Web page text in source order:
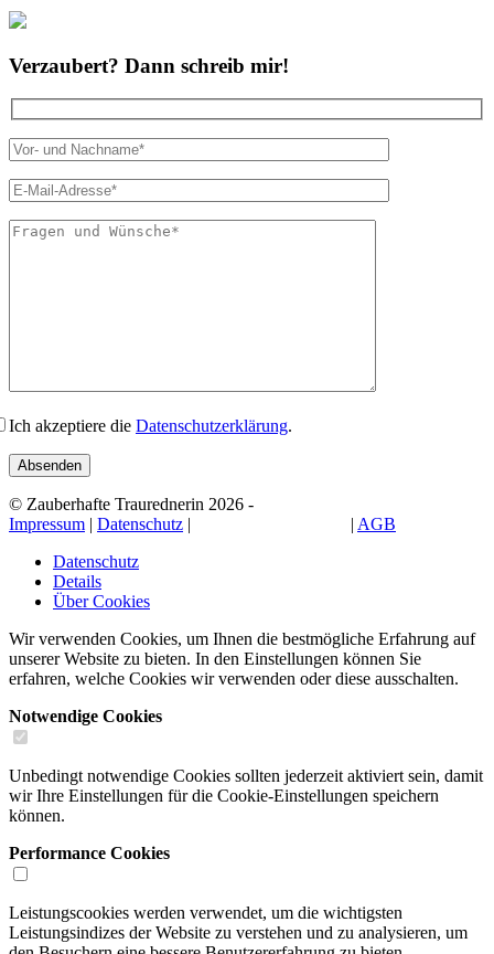
Verzaubert? Dann schreib mir!
Ich akzeptiere die Datenschutzerklärung.
© Zauberhafte Traurednerin 2026 -
Impressum | Datenschutz | | AGB
Datenschutz
Details
Über Cookies
Wir verwenden Cookies, um Ihnen die bestmögliche Erfahrung auf
unserer Website zu bieten. In den Einstellungen können Sie
erfahren, welche Cookies wir verwenden oder diese ausschalten.
Notwendige Cookies
Unbedingt notwendige Cookies sollten jederzeit aktiviert sein, damit
wir Ihre Einstellungen für die Cookie-Einstellungen speichern
können.
Performance Cookies
Leistungscookies werden verwendet, um die wichtigsten
Leistungsindizes der Website zu verstehen und zu analysieren, um